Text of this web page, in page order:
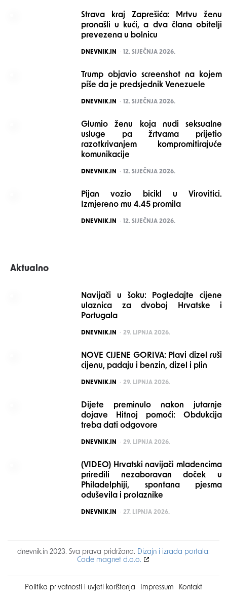
Strava kraj Zaprešića: Mrtvu ženu
pronašli u kući, a dva člana obitelji
prevezena u bolnicu
POSTED
DNEVNIK.IN 12. SIJEČNJA 2026.
Trump objavio screenshot na kojem
piše da je predsjednik Venezuele
POSTED
DNEVNIK.IN 12. SIJEČNJA 2026.
Glumio ženu koja nudi seksualne
usluge pa žrtvama prijetio
razotkrivanjem kompromitirajuće
komunikacije
POSTED
DNEVNIK.IN 12. SIJEČNJA 2026.
Pijan vozio bicikl u Virovitici.
Izmjereno mu 4.45 promila
POSTED
DNEVNIK.IN 12. SIJEČNJA 2026.
Aktualno
Navijači u šoku: Pogledajte cijene
ulaznica za dvoboj Hrvatske i
Portugala
POSTED
DNEVNIK.IN 29. LIPNJA 2026.
NOVE CIJENE GORIVA: Plavi dizel ruši
cijenu, padaju i benzin, dizel i plin
POSTED
DNEVNIK.IN 29. LIPNJA 2026.
Dijete preminulo nakon jutarnje
dojave Hitnoj pomoći: Obdukcija
treba dati odgovore
POSTED
DNEVNIK.IN 29. LIPNJA 2026.
(VIDEO) Hrvatski navijači mladencima
priredili nezaboravan doček u
Philadelphiji, spontana pjesma
oduševila i prolaznike
POSTED
DNEVNIK.IN 27. LIPNJA 2026.
dnevnik.in 2023. Sva prava pridržana. Dizajn i izrada portala:
Code magnet d.o.o.
Politika privatnosti i uvjeti korištenja Impressum Kontakt